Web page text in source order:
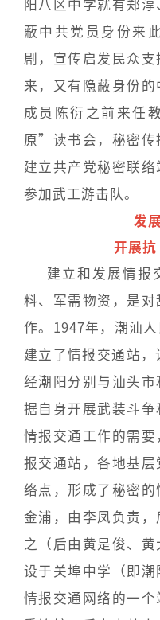
阳八区中学就有郑
蔽中共党员身份来
剧，宣传启发民众
来，又有隐蔽身份
成员陈衍之前来任
原”读书会，秘密传
建立共产党秘密联
参加武工游击队。
发
开展
建立和发展情报
料、军需物资，是
作。1947年，潮汕
建立了情报交通站
经潮阳分别与汕头
据自身开展武装斗
情报交通工作的需
报交通站，各地基
络点，形成了秘密
金浦，由李凤负责
之（后由黄是俊、
设于关埠中学（即
情报交通网络的一